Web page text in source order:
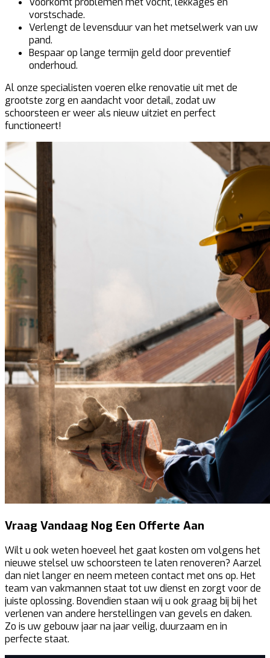
vorstschade.
Verlengt de levensduur van het metselwerk van uw
pand.
Bespaar op lange termijn geld door preventief
onderhoud.
Al onze specialisten voeren elke renovatie uit met de
grootste zorg en aandacht voor detail, zodat uw
schoorsteen er weer als nieuw uitziet en perfect
functioneert!
Vraag Vandaag Nog Een Offerte Aan
Wilt u ook weten hoeveel het gaat kosten om volgens het
nieuwe stelsel uw schoorsteen te laten renoveren? Aarzel
dan niet langer en neem meteen contact met ons op. Het
team van vakmannen staat tot uw dienst en zorgt voor de
juiste oplossing. Bovendien staan wij u ook graag bij bij het
verlenen van andere herstellingen van gevels en daken.
Zo is uw gebouw jaar na jaar veilig, duurzaam en in
perfecte staat.